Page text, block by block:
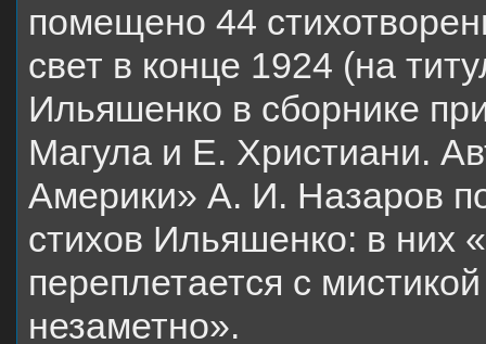
помещено 44
свет в конце 1924 (на
Ильяшенко в сборнике
Магула и Е. Христиани.
Америки» А. И. Назаров
стихов Ильяшенко: в них
переплетается с
незаметно».